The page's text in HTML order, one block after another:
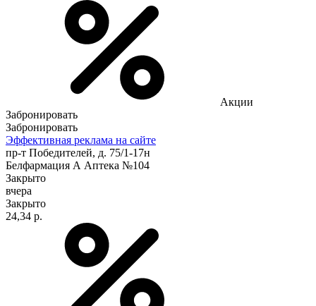
Акции
Забронировать
Забронировать
Эффективная реклама на сайте
пр-т Победителей, д. 75/1-17н
Белфармация А Аптека №104
Закрыто
вчера
Закрыто
24,34 р.